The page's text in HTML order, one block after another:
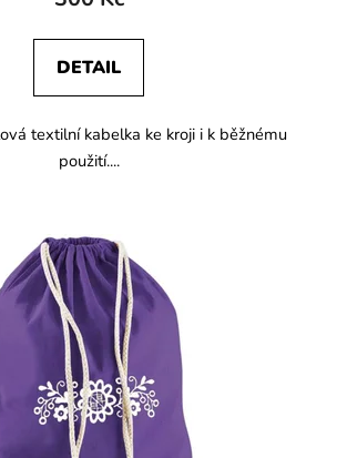
DETAIL
textilní kabelka ke kroji i k běžnému
použití....